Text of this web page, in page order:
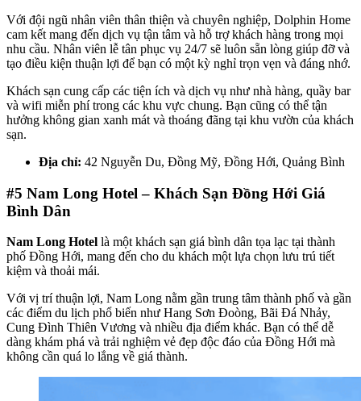
Với đội ngũ nhân viên thân thiện và chuyên nghiệp, Dolphin Home
cam kết mang đến dịch vụ tận tâm và hỗ trợ khách hàng trong mọi
nhu cầu. Nhân viên lễ tân phục vụ 24/7 sẽ luôn sẵn lòng giúp đỡ và
tạo điều kiện thuận lợi để bạn có một kỳ nghỉ trọn vẹn và đáng nhớ.
Khách sạn cung cấp các tiện ích và dịch vụ như nhà hàng, quầy bar
và wifi miễn phí trong các khu vực chung. Bạn cũng có thể tận
hưởng không gian xanh mát và thoáng đãng tại khu vườn của khách
sạn.
Địa chỉ: 42 Nguyễn Du, Đồng Mỹ, Đồng Hới, Quảng Bình
#5 Nam Long Hotel – Khách Sạn Đồng Hới Giá
Bình Dân
Nam Long Hotel là một khách sạn giá bình dân tọa lạc tại thành
phố Đồng Hới, mang đến cho du khách một lựa chọn lưu trú tiết
kiệm và thoải mái.
Với vị trí thuận lợi, Nam Long nằm gần trung tâm thành phố và gần
các điểm du lịch phổ biến như Hang Sơn Đoòng, Bãi Đá Nhảy,
Cung Đình Thiên Vương và nhiều địa điểm khác. Bạn có thể dễ
dàng khám phá và trải nghiệm vẻ đẹp độc đáo của Đồng Hới mà
không cần quá lo lắng về giá thành.